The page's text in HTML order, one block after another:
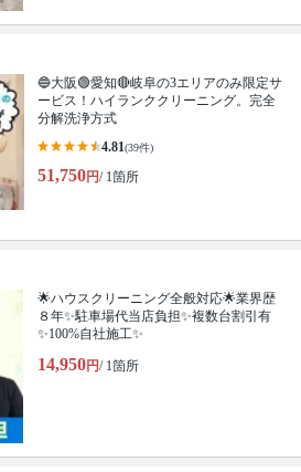
🔵大阪🟢愛知🔴岐阜の3エリアのみ限定サ
ービス！ハイランククリーニング。完全
分解洗浄方式
4.81(39件)
51,750円/ 1箇所
🌟ハウスクリーニング全般対応🌟業界歴
８年✨駐車場代当店負担✨複数台割引有
✨100%自社施工✨
14,950円/ 1箇所